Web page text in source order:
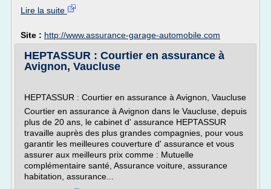
Lire la suite
Site : http://www.assurance-garage-automobile.com
HEPTASSUR : Courtier en assurance à
Avignon, Vaucluse
HEPTASSUR : Courtier en assurance à Avignon, Vaucluse
Courtier en assurance à Avignon dans le Vaucluse, depuis
plus de 20 ans, le cabinet d' assurance HEPTASSUR
travaille auprès des plus grandes compagnies, pour vous
garantir les meilleures couverture d' assurance et vous
assurer aux meilleurs prix comme : Mutuelle
complémentaire santé, Assurance voiture, assurance
habitation, assurance...